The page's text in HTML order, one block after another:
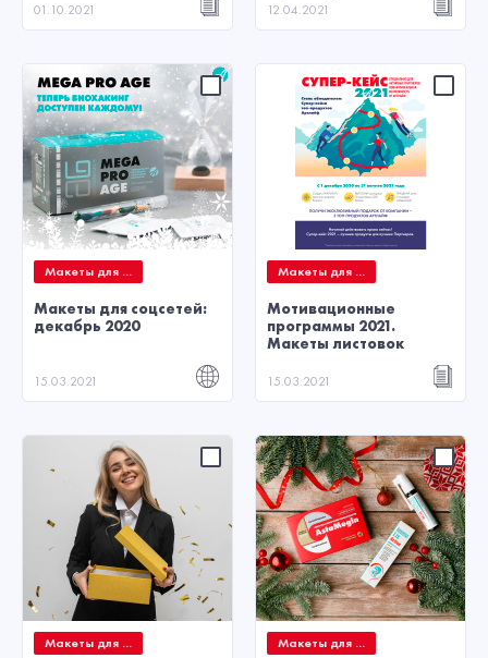
01.10.2021 12.04.2021
Макеты для ...
Макеты для соцсетей:
декабрь 2020
15.03.2021
Макеты для ...
Мотивационные
программы 2021.
Макеты листовок
15.03.2021
Макеты для ... Макеты для ...